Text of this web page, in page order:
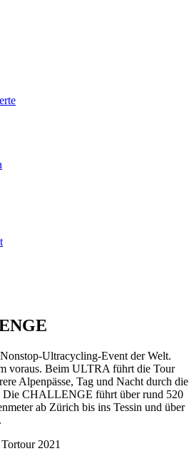
Ultracycling-Event der Welt.
voraus. Beim ULTRA führt die Tour
Alpenpässe, Tag und Nacht durch die
Die CHALLENGE führt über rund 520
ab Zürich bis ins Tessin und über